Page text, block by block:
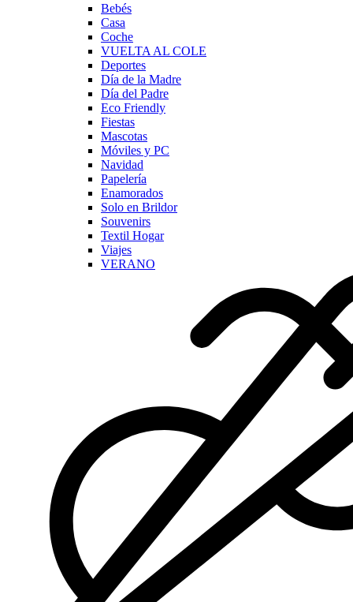
Bebés
Casa
Coche
VUELTA AL COLE
Deportes
Día de la Madre
Día del Padre
Eco Friendly
Fiestas
Mascotas
Móviles y PC
Navidad
Papelería
Enamorados
Solo en Brildor
Souvenirs
Textil Hogar
Viajes
VERANO